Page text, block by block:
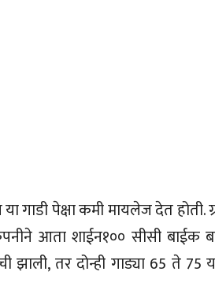
गाडी पेक्षा कमी मायलेज देत होती.
आता शाईन१०० सीसी बाईक
झाली, तर दोन्ही गाड्या 65 ते